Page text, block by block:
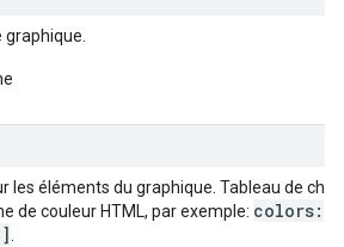
les éléments du graphique. Tableau de
de couleur HTML, par exemple: colors: